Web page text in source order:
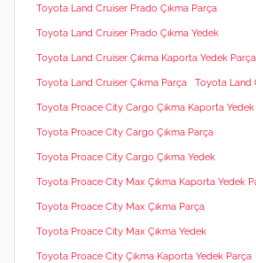
Toyota Land Cruiser Prado Çıkma Parça
Toyota Land Cruiser Prado Çıkma Yedek
Toyota Land Cruiser Çıkma Kaporta Yedek Parça
Toyota Land Cruiser Çıkma Parça Toyota Land
Toyota Proace City Cargo Çıkma Kaporta Yedek
Toyota Proace City Cargo Çıkma Parça
Toyota Proace City Cargo Çıkma Yedek
Toyota Proace City Max Çıkma Kaporta Yedek
Toyota Proace City Max Çıkma Parça
Toyota Proace City Max Çıkma Yedek
Toyota Proace City Çıkma Kaporta Yedek Parça